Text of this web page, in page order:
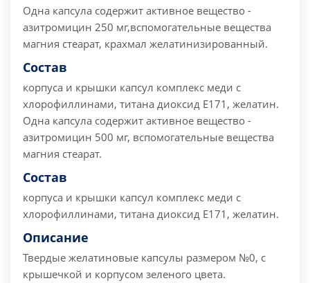
Одна капсула содержит активное вещество -
азитромицин 250 мг,вспомогательные вещества
магния стеарат, крахмал желатинизированный.
Состав
корпуса и крышки капсул комплекс меди с
хлорофиллинами, титана диоксид Е171, желатин.
Одна капсула содержит активное вещество -
азитромицин 500 мг, вспомогательные вещества
магния стеарат.
Состав
корпуса и крышки капсул комплекс меди с
хлорофиллинами, титана диоксид Е171, желатин.
Описание
Твердые желатиновые капсулы размером №0, с
крышечкой и корпусом зеленого цвета.